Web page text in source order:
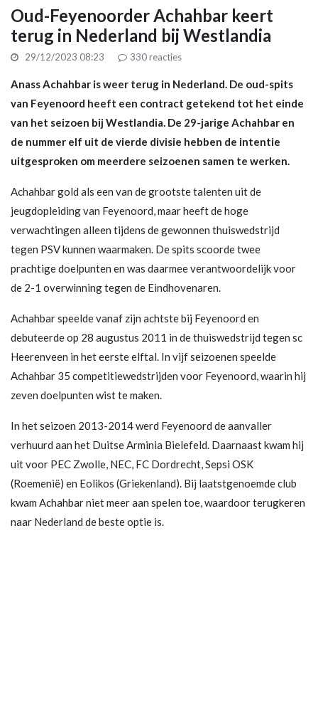
Oud-Feyenoorder Achahbar keert
terug in Nederland bij Westlandia
29/12/2023 08:23 330reacties
Anass Achahbar is weer terug in Nederland. De oud-spits
van Feyenoord heeft een contract getekend tot het einde
van het seizoen bij Westlandia. De 29-jarige Achahbar en
de nummer elf uit de vierde divisie hebben de intentie
uitgesproken om meerdere seizoenen samen te werken.
Achahbar gold als een van de grootste talenten uit de
jeugdopleiding van Feyenoord, maar heeft de hoge
verwachtingen alleen tijdens de gewonnen thuiswedstrijd
tegen PSV kunnen waarmaken. De spits scoorde twee
prachtige doelpunten en was daarmee verantwoordelijk voor
de 2-1 overwinning tegen de Eindhovenaren.
Achahbar speelde vanaf zijn achtste bij Feyenoord en
debuteerde op 28 augustus 2011 in de thuiswedstrijd tegen sc
Heerenveen in het eerste elftal. In vijf seizoenen speelde
Achahbar 35 competitiewedstrijden voor Feyenoord, waarin hij
zeven doelpunten wist te maken.
In het seizoen 2013-2014 werd Feyenoord de aanvaller
verhuurd aan het Duitse Arminia Bielefeld. Daarnaast kwam hij
uit voor PEC Zwolle, NEC, FC Dordrecht, Sepsi OSK
(Roemenië) en Eolikos (Griekenland). Bij laatstgenoemde club
kwam Achahbar niet meer aan spelen toe, waardoor terugkeren
naar Nederland de beste optie is.